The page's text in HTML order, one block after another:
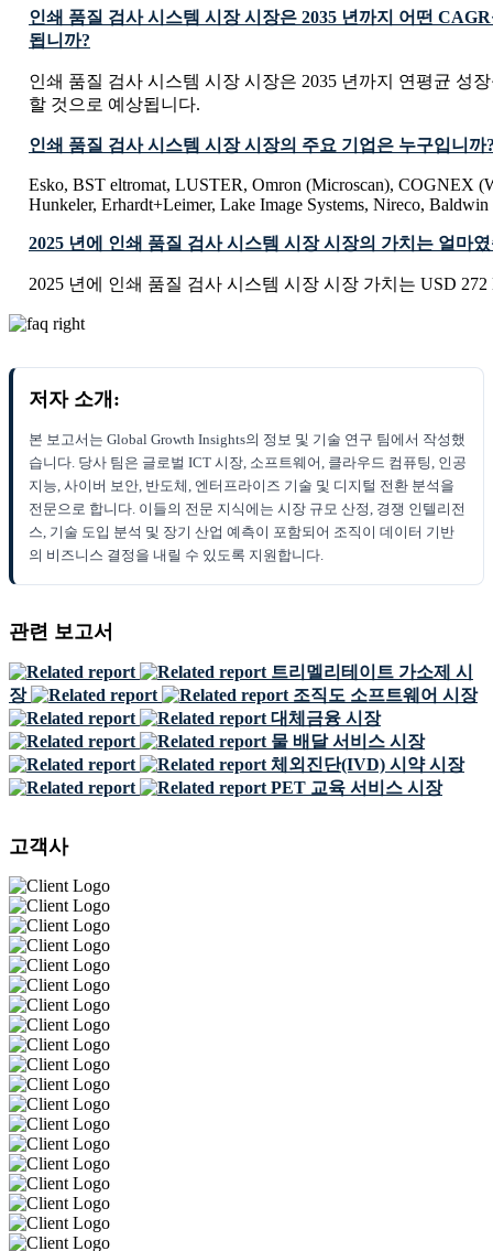
인쇄 품질 검사 시스템 시장 시장은 2035 년까지 어떤
됩니까?
인쇄 품질 검사 시스템 시장 시장은 2035 년까지 연평균 성
할 것으로 예상됩니다.
인쇄 품질 검사 시스템 시장 시장의 주요 기업은 누구입니까
Esko, BST eltromat, LUSTER, Omron (Microscan), COGNEX
Hunkeler, Erhardt+Leimer, Lake Image Systems, Nireco,
2025 년에 인쇄 품질 검사 시스템 시장 시장의 가치는 얼마
2025 년에 인쇄 품질 검사 시스템 시장 시장 가치는 USD
저자 소개:
본 보고서는 Global Growth Insights의 정보 및 기술 연구 팀에서 작성했
습니다. 당사 팀은 글로벌 ICT 시장, 소프트웨어, 클라우드 컴퓨팅, 인공
지능, 사이버 보안, 반도체, 엔터프라이즈 기술 및 디지털 전환 분석을
전문으로 합니다. 이들의 전문 지식에는 시장 규모 산정, 경쟁 인텔리전
스, 기술 도입 분석 및 장기 산업 예측이 포함되어 조직이 데이터 기반
의 비즈니스 결정을 내릴 수 있도록 지원합니다.
관련 보고서
트리멜리테이트 가소제 시
장
조직도 소프트웨어 시장
대체금융 시장
물 배달 서비스 시장
체외진단(IVD) 시약 시장
PET 교육 서비스 시장
고객사